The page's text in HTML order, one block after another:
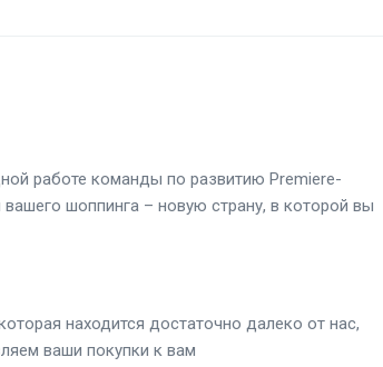
работе команды по развитию Premiere-
шоппинга – новую страну, в которой вы
находится достаточно далеко от нас,
ваши покупки к вам